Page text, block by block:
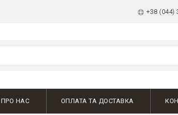
+38 (044)
ПРО НАС ОПЛАТА ТА ДОСТАВКА